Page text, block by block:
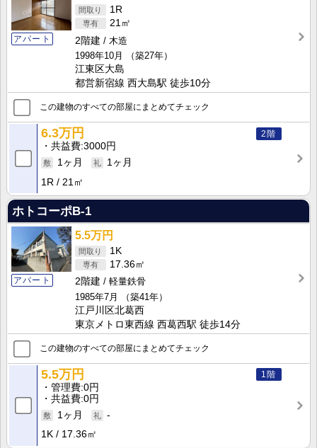
アパート
1R
21㎡
2階建
木造
1998年10月
（築27年）
江東区大島
都営新宿線 西大島駅 徒歩10分
この建物のすべての部屋にまとめてチェック
2階
6.3万円
共益費 3000円
1ヶ月
1ヶ月
1R
21㎡
ホトコーポB-1
アパート
5.5万円
1K
17.36㎡
2階建
軽量鉄骨
1985年7月
（築41年）
江戸川区北葛西
東京メトロ東西線 西葛西駅 徒歩14分
この建物のすべての部屋にまとめてチェック
1階
5.5万円
管理費 0円
共益費 0円
1ヶ月
-
1K
17.36㎡